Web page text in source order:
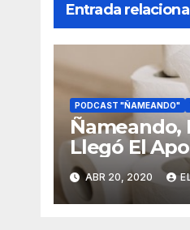
Entrada
PODCAST "ÑAMEANDO"
Ñameando,
Llegó El
Menos Hay
ABR 20, 2020